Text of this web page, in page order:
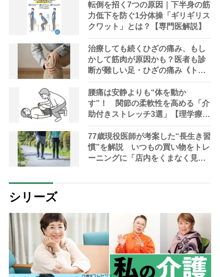
転倒を招く7つの原因｜下半身の筋
力低下を防ぐ1分体操「ギリギリス
クワット」とは？【専門医解説】
治療しても続くひざの痛み、もし
かして筋肉が原因かも？医者も診
断が難しい足・ひざの痛み《トリ
ガーポイント》で改善【専門家解
説】
腰痛は安静よりも“体を動か
す”！ 関節の柔軟性を高める「介
助付きストレッチ3選」【理学療法
士解説】
77歳現役医師が考案した“長生き習
慣”を解説 いつもの買い物をトレ
ーニングに「店内をくまなく見て
シリーズ